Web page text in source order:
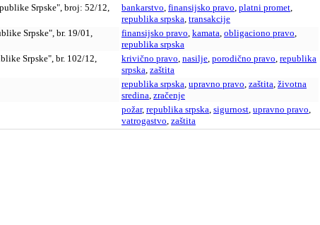
Srpske", broj: 52/12,
bankarstvo, finansijsko pravo, platni promet,
republika srpska, transakcije
Srpske", br. 19/01,
finansijsko pravo, kamata, obligaciono pravo,
republika srpska
Srpske", br. 102/12,
krivično pravo, nasilje, porodično pravo, republika
srpska, zaštita
republika srpska, upravno pravo, zaštita, životna
sredina, zračenje
požar, republika srpska, sigurnost, upravno pravo,
vatrogastvo, zaštita